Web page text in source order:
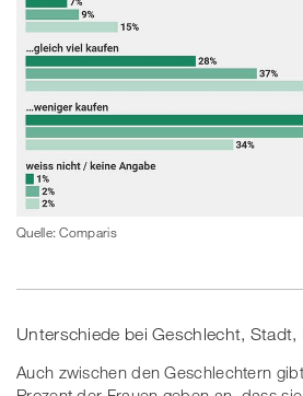
Quelle: Comparis
Unterschiede bei Geschlecht,
Auch zwischen den Geschlechtern